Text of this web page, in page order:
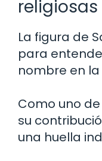
religiosas
La figura de
para
nombre en
Como uno
su
una huella